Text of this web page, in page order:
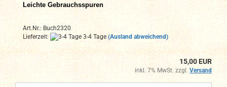
Leichte Gebrauchsspuren
Art.Nr.: Buch2320
Lieferzeit:
3-4 Tage (Ausland abweichend)
15,00 EUR
inkl. 7% MwSt. zzgl. Versand